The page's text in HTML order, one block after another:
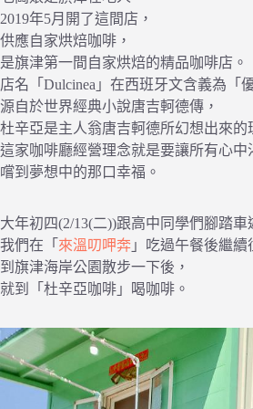
2019年5月開了這間店，
供應自家烘焙咖啡，
是旗津第一間自家烘焙的精品咖啡店。
店名「Dulcinea」在西班牙文含義為「
源自於世界經典小說唐吉軻德傳，
杜辛亞是主人翁唐吉軻德所幻想出來的
這家咖啡廳經營理念就是要讓所有心
嚐到夢想中的那口幸福。
大年初四(2/13(二))跟高中同學們腳踏車
我們在「 來溫叨呷奔 」吃過午餐後繼續
到旗津海岸公園散步一下後，
就到「杜辛亞咖啡」喝咖啡。